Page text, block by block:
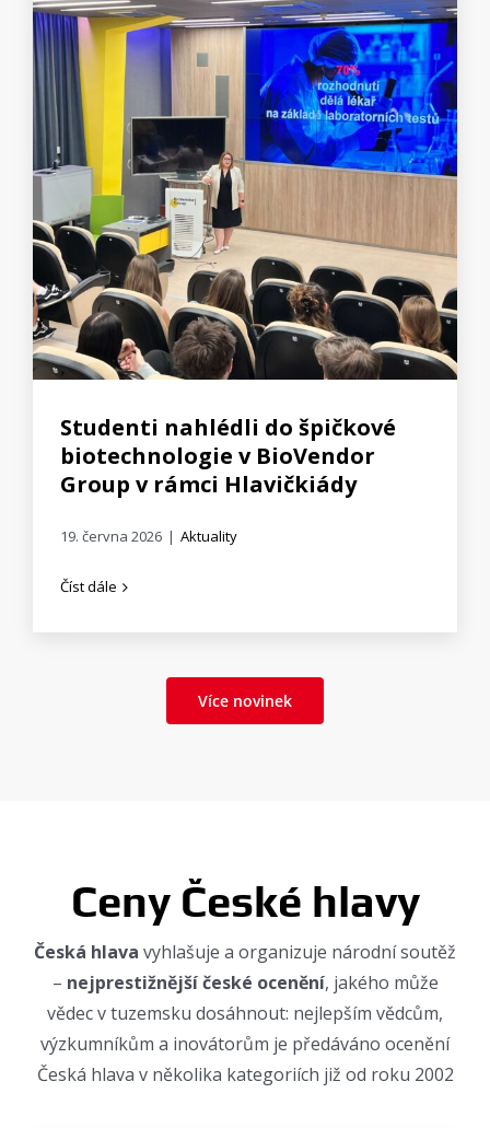
Studenti nahlédli do špičkové
biotechnologie v BioVendor
Group v rámci Hlavičkiády
19. června 2026 | Aktuality
Číst dále
Více novinek
Ceny České hlavy
Česká hlava vyhlašuje a organizuje národní soutěž
– nejprestižnější české ocenění, jakého může
vědec v tuzemsku dosáhnout: nejlepším vědcům,
výzkumníkům a inovátorům je předáváno ocenění
Česká hlava v několika kategoriích již od roku 2002